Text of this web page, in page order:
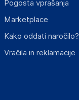
Pogosta vprašanja
Marketplace
Kako oddati naročilo?
Vračila in reklamacije